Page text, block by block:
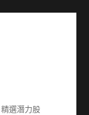
選潛力股